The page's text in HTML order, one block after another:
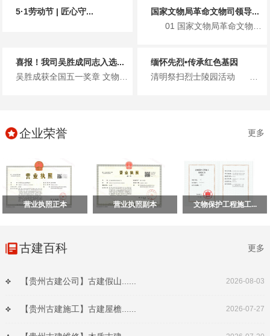
5·1劳动节 | 匠心守...
国家文物局革命文物司领导...
01 国家文物局革命文物司领导一行莅临遵义会议会址保护修缮项目检查指导工作 ...
喜报！我司吴胜成同志入选...
吴胜成获全国五一奖章 文物修复工匠典范 贵州保利文物古建有限公...
缅怀先烈•传承红色基因
清明祭扫烈士陵园活动 清明将至，保利文物党支部联合多方党支部开展主题党日活...
企业荣誉 更多
营业执照正本 营业执照副本 文物保护工程施工...
古建百科 更多
【贵州古建公司】古建假山...... 2026-08-03
【贵州古建施工】古建屋檐...... 2026-07-27